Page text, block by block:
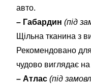
авто.
– Габардин (під
Щільна тканина з
Рекомендовано
чудово виглядає на
– Атлас (під